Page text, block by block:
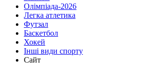
Олімпіада-2026
Легка атлетика
Футзал
Баскетбол
Хокей
Інші види спорту
Сайт